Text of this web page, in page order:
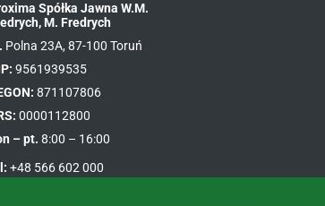
Spółka Jawna W.M.
M. Fredrych
Polna 23A, 87-100 Toruń
9561939535
871107806
0000112800
– pt. 8:00 – 16:00
+48 566 602 000